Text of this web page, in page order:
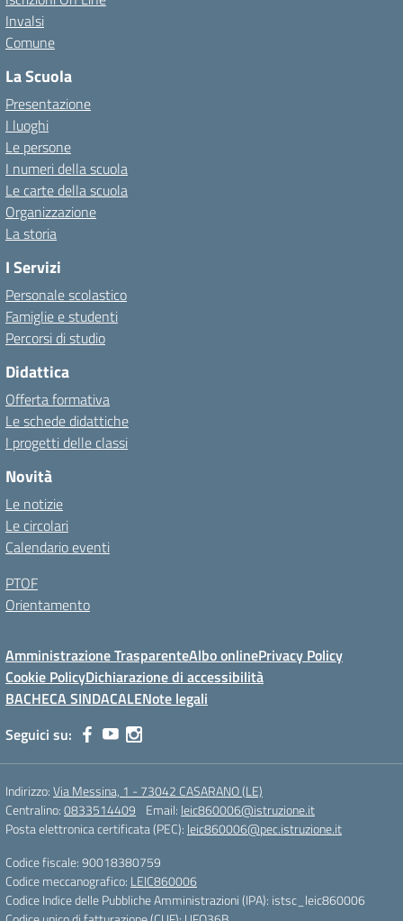
Invalsi
Comune
La Scuola
Presentazione
I luoghi
Le persone
I numeri della scuola
Le carte della scuola
Organizzazione
La storia
I Servizi
Personale scolastico
Famiglie e studenti
Percorsi di studio
Didattica
Offerta formativa
Le schede didattiche
I progetti delle classi
Novità
Le notizie
Le circolari
Calendario eventi
PTOF
Orientamento
Amministrazione TrasparenteAlbo onlinePrivacy Policy
Cookie PolicyDichiarazione di accessibilità
BACHECA SINDACALENote legali
Seguici su:
Indirizzo:Via Messina, 1 - 73042 CASARANO (LE)
Centralino:0833514409 Email: leic860006@istruzione.it
Posta elettronica certificata (PEC): leic860006@pec.istruzione.it
Codice fiscale: 90018380759
Codice meccanografico: LEIC860006
Codice Indice delle Pubbliche Amministrazioni (IPA): istsc_leic860006